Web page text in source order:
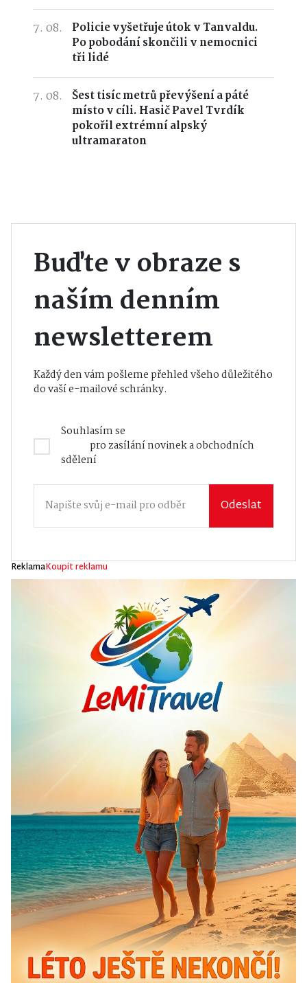
7. 08.
Policie vyšetřuje útok v Tanvaldu.
Po pobodání skončili v nemocnici
tři lidé
7. 08.
Šest tisíc metrů převýšení a páté
místo v cíli. Hasič Pavel Tvrdík
pokořil extrémní alpský
ultramaraton
Buďte v obraze s
naším denním
newsletterem
Každý den vám pošleme přehled všeho důležitého
do vaší e-mailové schránky.
Souhlasím se
pro zasílání novinek a obchodních
sdělení
Odeslat
ReklamaKoupit reklamu